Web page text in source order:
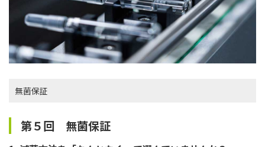
無菌保証
第５回 無菌保証